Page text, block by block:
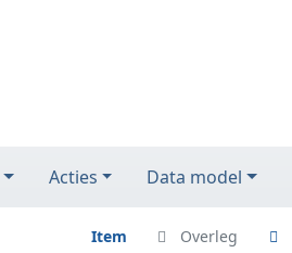
Acties Data model
Item Overleg